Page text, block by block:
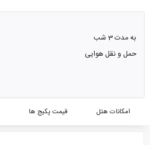
به مدت 3 شب
حمل و نقل هوایی
امکانات هتل قیمت پکیج ها